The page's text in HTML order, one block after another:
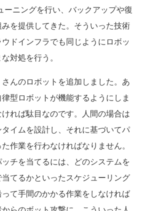
ーニングを行い、バックアップや復
を提供してきた。そういった技術
ドインフラでも同じようにロボッ
対処を行う。
んのロボットを追加しました。あ
型ロボットが機能するようにしま
れば駄目なのです。人間の場合は
イムを設計し、それに基づいてパ
作業を行わなければなりません。
チを当てるには、どのシステムを
てるかといったスケジューリング
て手間のかかる作業をしなければ